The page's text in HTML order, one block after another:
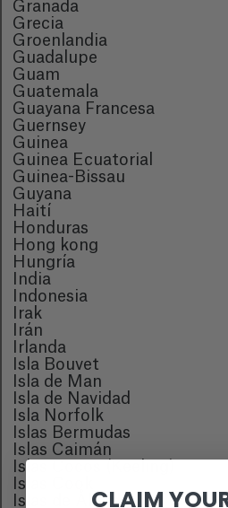
Granada
Grecia
Groenlandia
Guadalupe
Guam
Guatemala
Guayana Francesa
Guernsey
Guinea
Guinea Ecuatorial
Guinea-Bissau
Guyana
Haití
Honduras
Hong kong
Hungría
India
Indonesia
Irak
Irán
Irlanda
Isla Bouvet
Isla de Man
Isla de Navidad
Isla Norfolk
Islas Bermudas
Islas Caimán
Islas Cocos (Keeling)
Islas Cook
Islas de ÅlandCLAIM